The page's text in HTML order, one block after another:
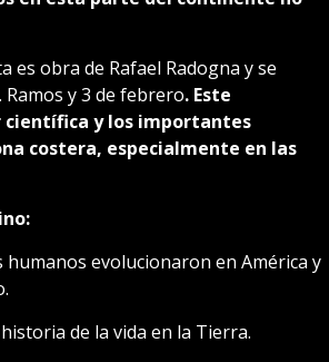
es obra de Rafael Radogna y se
y 3 de febrero. Este
científica y los importantes
costera, especialmente en las
humanos evolucionaron en América y
de la vida en la Tierra.